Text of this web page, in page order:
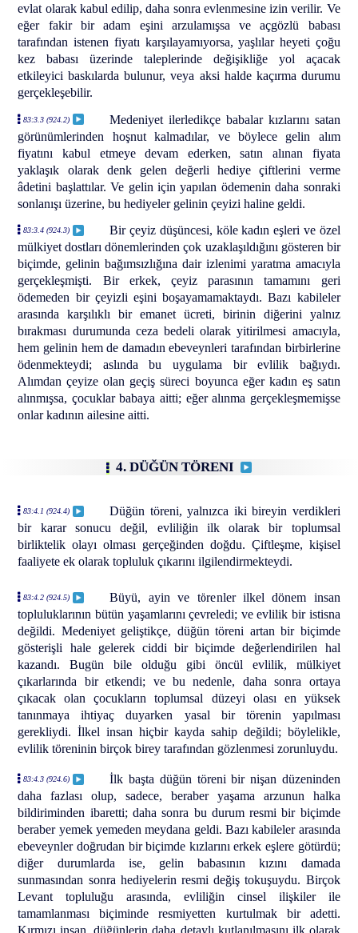
evlat olarak kabul edilip, daha sonra evlenmesine izin verilir. Ve
eğer fakir bir adam eşini arzulamışsa ve açgözlü babası
tarafından istenen fiyatı karşılayamıyorsa, yaşlılar heyeti çoğu
kez babası üzerinde taleplerinde değişikliğe yol açacak
etkileyici baskılarda bulunur, veya aksi halde kaçırma durumu
gerçekleşebilir.
83:3.3 (924.2)
Medeniyet ilerledikçe babalar kızlarını satan
görünümlerinden hoşnut kalmadılar, ve böylece gelin alım
fiyatını kabul etmeye devam ederken, satın alınan fiyata
yaklaşık olarak denk gelen değerli hediye çiftlerini verme
âdetini başlattılar. Ve gelin için yapılan ödemenin daha sonraki
sonlanışı üzerine, bu hediyeler gelinin çeyizi haline geldi.
83:3.4 (924.3)
Bir çeyiz düşüncesi, köle kadın eşleri ve özel
mülkiyet dostları dönemlerinden çok uzaklaşıldığını gösteren bir
biçimde, gelinin bağımsızlığına dair izlenimi yaratma amacıyla
gerçekleşmişti. Bir erkek, çeyiz parasının tamamını geri
ödemeden bir çeyizli eşini boşayamamaktaydı. Bazı kabileler
arasında karşılıklı bir emanet ücreti, birinin diğerini yalnız
bırakması durumunda ceza bedeli olarak yitirilmesi amacıyla,
hem gelinin hem de damadın ebeveynleri tarafından birbirlerine
ödenmekteydi; aslında bu uygulama bir evlilik bağıydı.
Alımdan çeyize olan geçiş süreci boyunca eğer kadın eş satın
alınmışsa, çocuklar babaya aitti; eğer alınma gerçekleşmemişse
onlar kadının ailesine aitti.
4. DÜĞÜN TÖRENI
83:4.1 (924.4)
Düğün töreni, yalnızca iki bireyin verdikleri
bir karar sonucu değil, evliliğin ilk olarak bir toplumsal
birliktelik olayı olması gerçeğinden doğdu. Çiftleşme, kişisel
faaliyete ek olarak topluluk çıkarını ilgilendirmekteydi.
83:4.2 (924.5)
Büyü, ayin ve törenler ilkel dönem insan
topluluklarının bütün yaşamlarını çevreledi; ve evlilik bir istisna
değildi. Medeniyet geliştikçe, düğün töreni artan bir biçimde
gösterişli hale gelerek ciddi bir biçimde değerlendirilen hal
kazandı. Bugün bile olduğu gibi öncül evlilik, mülkiyet
çıkarlarında bir etkendi; ve bu nedenle, daha sonra ortaya
çıkacak olan çocukların toplumsal düzeyi olası en yüksek
tanınmaya ihtiyaç duyarken yasal bir törenin yapılması
gerekliydi. İlkel insan hiçbir kayda sahip değildi; böylelikle,
evlilik töreninin birçok birey tarafından gözlenmesi zorunluydu.
83:4.3 (924.6)
İlk başta düğün töreni bir nişan düzeninden
daha fazlası olup, sadece, beraber yaşama arzunun halka
bildiriminden ibaretti; daha sonra bu durum resmi bir biçimde
beraber yemek yemeden meydana geldi. Bazı kabileler arasında
ebeveynler doğrudan bir biçimde kızlarını erkek eşlere götürdü;
diğer durumlarda ise, gelin babasının kızını damada
sunmasından sonra hediyelerin resmi değiş tokuşuydu. Birçok
Levant topluluğu arasında, evliliğin cinsel ilişkiler ile
tamamlanması biçiminde resmiyetten kurtulmak bir adetti.
Kırmızı insan, düğünlerin daha detaylı kutlanılmasını ilk olarak